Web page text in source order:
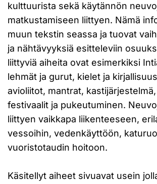
kulttuurista sekä käytännön
matkustamiseen liittyen. Nämä
muun tekstin seassa ja tuovat
ja nähtävyyksiä esitteleviin
liittyviä aiheita ovat esimerkiksi
lehmät ja gurut, kielet ja
avioliitot, mantrat,
festivaalit ja pukeutuminen.
liittyen vaikkapa liikenteeseen,
vessoihin, vedenkäyttöön,
vuoristotaudin hoitoon.
Käsitellyt aiheet sivuavat usein